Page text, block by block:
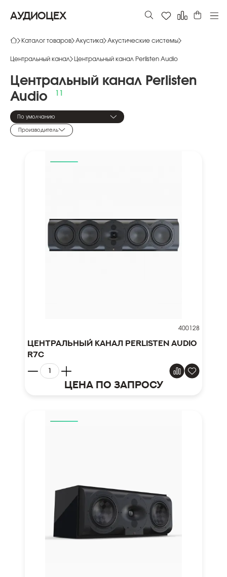
АУДИОЦЕХ
Каталог товаров Акустика Акустические системы
Центральный канал Центральный канал Perlisten Audio
Центральный канал Perlisten
Audio
Производитель
По умолчанию
400128
Центральный канал Perlisten Audio
R7c
Цена по запросу